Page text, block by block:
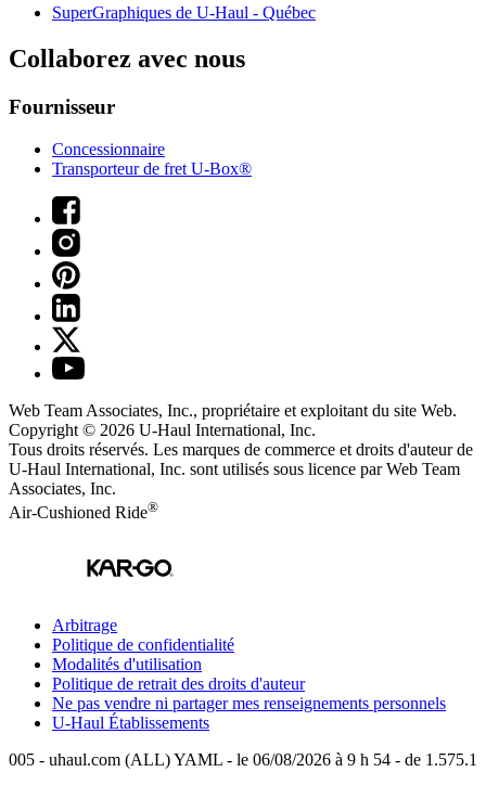
SuperGraphiques de U-Haul - Québec
Collaborez avec nous
Fournisseur
Concessionnaire
Transporteur de fret U-Box®
Web Team Associates, Inc., propriétaire et exploitant du site Web.
Copyright © 2026 U-Haul International, Inc.
Tous droits réservés. Les marques de commerce et droits d'auteur de
U-Haul International, Inc. sont utilisés sous licence par Web Team
Associates, Inc.
Air-Cushioned Ride®
Arbitrage
Politique de confidentialité
Modalités d'utilisation
Politique de retrait des droits d'auteur
Ne pas vendre ni partager mes renseignements personnels
U-Haul Établissements
005 - uhaul.com (ALL) YAML - le 06/08/2026 à 9 h 54 - de 1.575.1